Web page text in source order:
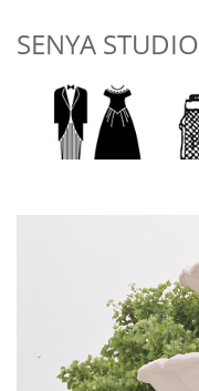
SENYA STUDIO